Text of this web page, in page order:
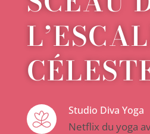
Studio Diva Yoga
Netflix du yoga